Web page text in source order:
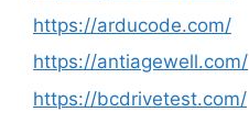
https://arducode.com/
https://antiagewell.com/
https://bcdrivetest.com/